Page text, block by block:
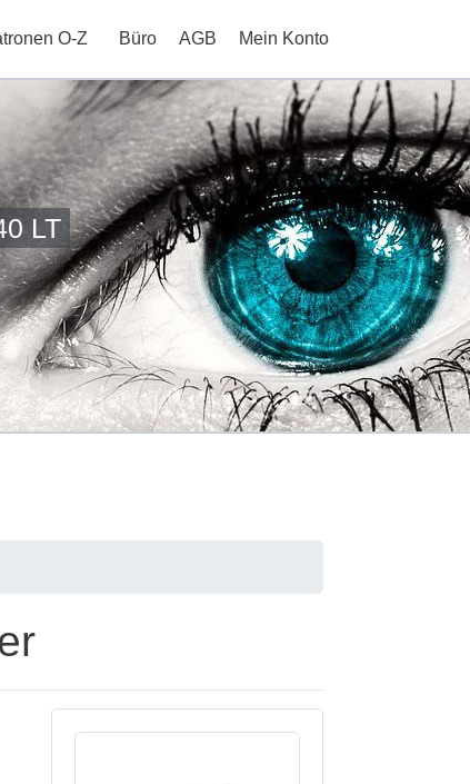
O-Z Büro AGB Mein Konto
LT